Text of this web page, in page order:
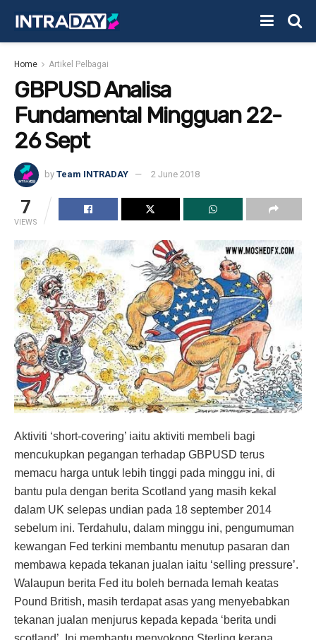
Home Artikel Pelbagai
GBPUSD Analisa
Fundamental Mingguan 22-
26 Sept
by Team INTRADAY 2 June 2018
7
VIEWS
Aktiviti ‘short-covering’ iaitu aktiviti membeli bagi
mencukupkan pegangan terhadap GBPUSD terus
memacu harga untuk lebih tinggi pada minggu ini, di
bantu pula dengan berita Scotland yang masih kekal
dalam UK selepas undian pada 18 september 2014
sebelum ini. Terdahulu, dalam minggu ini, pengumuman
kewangan Fed terkini membantu menutup pasaran dan
membawa kepada tekanan jualan iaitu ‘selling pressure’.
Walaupun berita Fed itu boleh bernada lemah keatas
Pound British, masih terdapat asas yang menyebabkan
tekanan jualan menjurus kepada kepada ‘berita undi